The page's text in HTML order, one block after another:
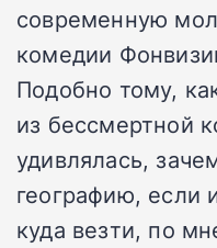
современную
комедии
Подобно тому,
из бессмертной
удивлялась,
географию, если
куда везти, по